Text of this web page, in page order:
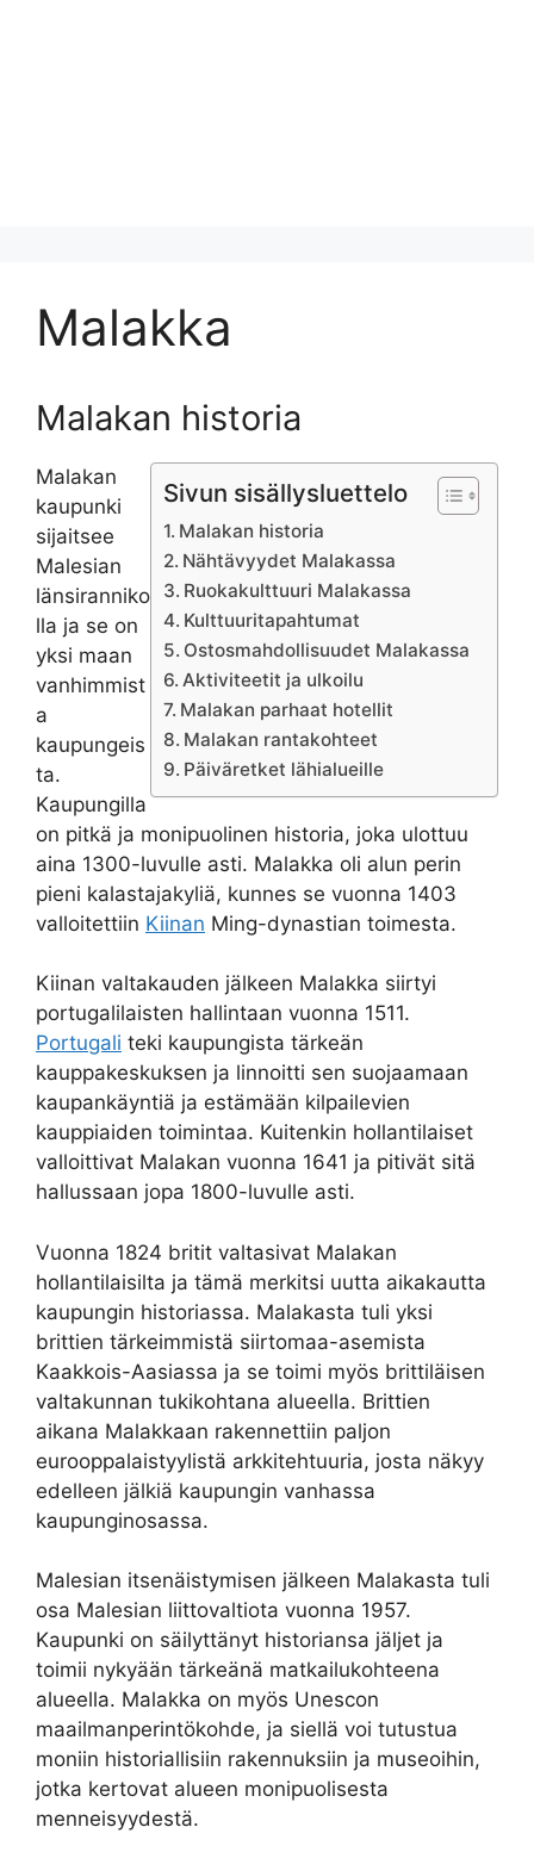
Malakka
Malakan historia
Sivun sisällysluettelo
Malakan historia
Nähtävyydet Malakassa
Ruokakulttuuri Malakassa
Kulttuuritapahtumat
Ostosmahdollisuudet Malakassa
Aktiviteetit ja ulkoilu
Malakan parhaat hotellit
Malakan rantakohteet
Päiväretket lähialueille
Malakan
kaupunki
sijaitsee
Malesian
länsiranniko
lla ja se on
yksi maan
vanhimmist
a
kaupungeis
ta.
Kaupungilla
on pitkä ja monipuolinen historia, joka ulottuu
aina 1300-luvulle asti. Malakka oli alun perin
pieni kalastajakyliä, kunnes se vuonna 1403
valloitettiin Kiinan Ming-dynastian toimesta.
Kiinan valtakauden jälkeen Malakka siirtyi
portugalilaisten hallintaan vuonna 1511.
Portugali teki kaupungista tärkeän
kauppakeskuksen ja linnoitti sen suojaamaan
kaupankäyntiä ja estämään kilpailevien
kauppiaiden toimintaa. Kuitenkin hollantilaiset
valloittivat Malakan vuonna 1641 ja pitivät sitä
hallussaan jopa 1800-luvulle asti.
Vuonna 1824 britit valtasivat Malakan
hollantilaisilta ja tämä merkitsi uutta aikakautta
kaupungin historiassa. Malakasta tuli yksi
brittien tärkeimmistä siirtomaa-asemista
Kaakkois-Aasiassa ja se toimi myös brittiläisen
valtakunnan tukikohtana alueella. Brittien
aikana Malakkaan rakennettiin paljon
eurooppalaistyylistä arkkitehtuuria, josta näkyy
edelleen jälkiä kaupungin vanhassa
kaupunginosassa.
Malesian itsenäistymisen jälkeen Malakasta tuli
osa Malesian liittovaltiota vuonna 1957.
Kaupunki on säilyttänyt historiansa jäljet ja
toimii nykyään tärkeänä matkailukohteena
alueella. Malakka on myös Unescon
maailmanperintökohde, ja siellä voi tutustua
moniin historiallisiin rakennuksiin ja museoihin,
jotka kertovat alueen monipuolisesta
menneisyydestä.